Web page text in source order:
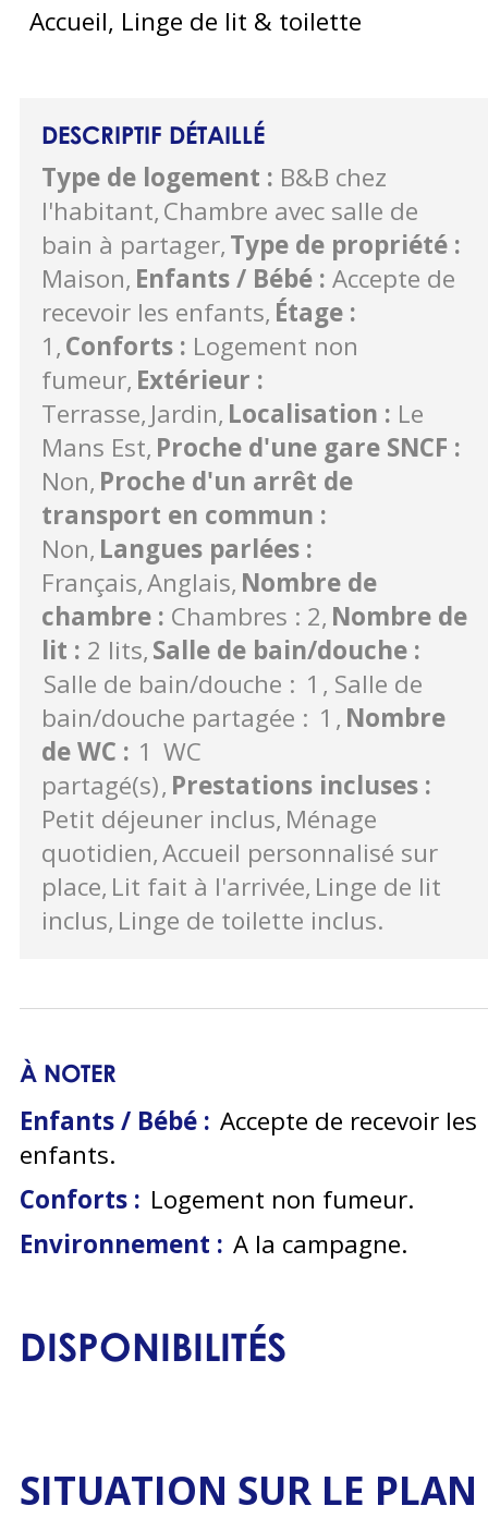
Accueil, Linge de lit & toilette
DESCRIPTIF DÉTAILLÉ
Type de logement : B&B chez
l'habitant Chambre avec salle de
bain à partager Type de propriété :
Maison Enfants / Bébé : Accepte de
recevoir les enfants Étage :
1 Conforts : Logement non
fumeur Extérieur :
Terrasse Jardin Localisation : Le
Mans Est Proche d'une gare SNCF :
Non Proche d'un arrêt de
transport en commun :
Non Langues parlées :
Français Anglais Nombre de
chambre : Chambres : 2 Nombre de
lit : 2 lits Salle de bain/douche :
Salle de bain/douche : 1
Salle de
bain/douche partagée : 1 Nombre
de WC : 1 WC
partagé(s) Prestations incluses :
Petit déjeuner inclus Ménage
quotidien Accueil personnalisé sur
place Lit fait à l'arrivée Linge de lit
inclus Linge de toilette inclus
À NOTER
Enfants / Bébé : Accepte de recevoir les
enfants
Conforts : Logement non fumeur
Environnement : A la campagne
DISPONIBILITÉS
SITUATION SUR LE PLAN